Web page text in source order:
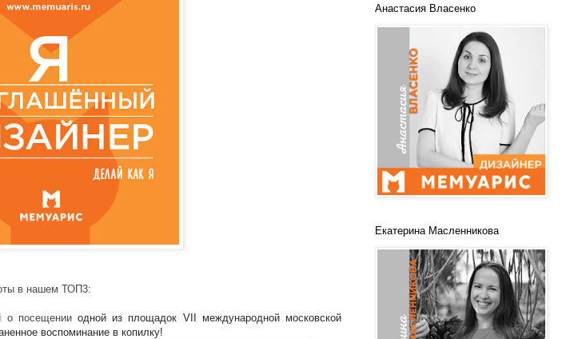
в нашем ТОП3:
о посещенииодной из площадок VII международной московской
воспоминание в копилку!
Анастасия Власенко
Екатерина Масленникова